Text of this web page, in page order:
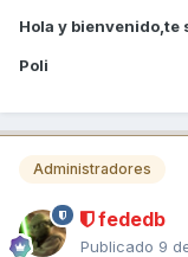
Hola y bienvenido,te
Poli
Administradores
fededb
Publicado 9